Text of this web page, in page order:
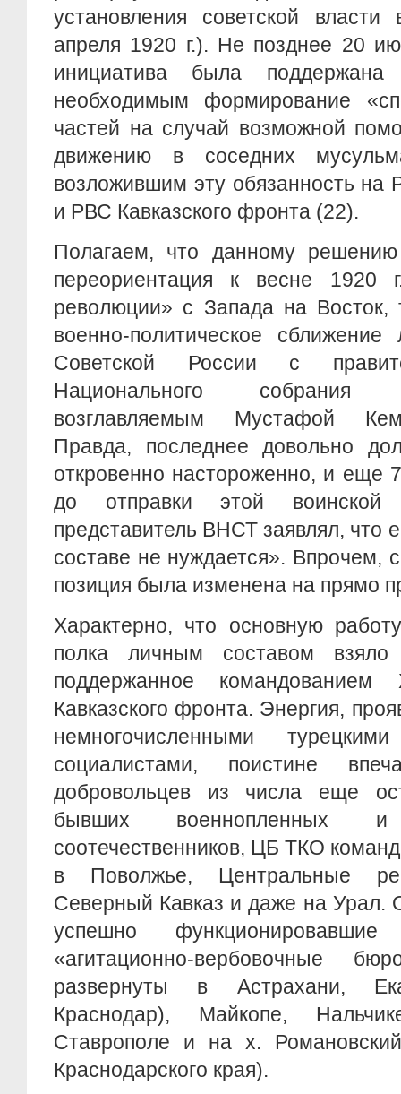
установления советской
апреля 1920 г.). Не позднее 20
инициатива была
необходимым формирование
частей на случай возможной
движению в соседних
возложившим эту обязанность на
и РВС Кавказского фронта (22).
Полагаем, что данному решению
переориентация к весне 1920
революции» с Запада на Восток,
военно-политическое
Советской России с
Национального
возглавляемым Мустафой
Правда, последнее довольно
откровенно настороженно, и еще
до отправки этой
представитель ВНСТ заявлял, что
составе не нуждается». Впрочем,
позиция была изменена на прямо
Характерно, что основную
полка личным составом
поддержанное
Кавказского фронта. Энергия,
немногочисленными
социалистами, поистине
добровольцев из числа еще
бывших военнопленных и
соотечественников, ЦБ ТКО
в Поволжье, Центральные
Северный Кавказ и даже на Урал.
успешно
«агитационно-вербовочные
развернуты в Астрахани,
Краснодар), Майкопе,
Ставрополе и на х.
Краснодарского края).